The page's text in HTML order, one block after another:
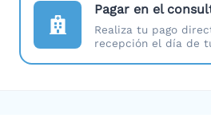
Pagar en el
Realiza tu pago
recepción el día de